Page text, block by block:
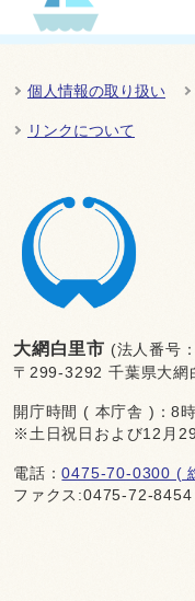
個人情報の取り扱い
リンクについて
大網白里市 (法人番号
〒299-3292 千葉県大網
開庁時間 ( 本庁舎 )：8
※土日祝日および12月
電話：0475-70-0300 (
ファクス:0475-72-8454